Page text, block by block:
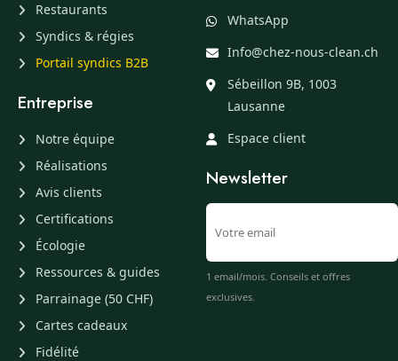
Restaurants
Syndics & régies
Portail syndics B2B
Entreprise
Notre équipe
Réalisations
Avis clients
Certifications
Écologie
Ressources & guides
Parrainage (50 CHF)
Cartes cadeaux
Fidélité
WhatsApp
Info@chez-nous-clean.ch
Sébeillon 9B, 1003
Lausanne
Espace client
Newsletter
1 email/mois. Conseils et offres
exclusives.